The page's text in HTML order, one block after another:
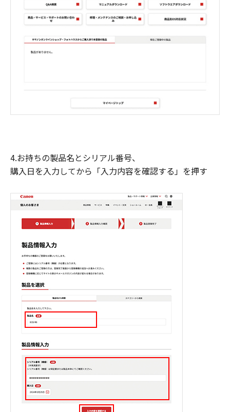
4.お持ちの製品名とシリアル番号、
購入日を入力してから「入力内容を確認する」を押す